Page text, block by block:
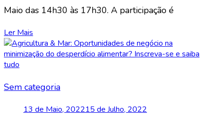
Maio das 14h30 às 17h30. A participação é
Ler Mais
Sem categoria
13 de Maio, 202215 de Julho, 2022